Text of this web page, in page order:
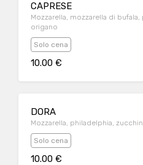
CAPRESE
Mozzarella, mozzarella di
origano
Solo cena
10.00 €
DORA
Mozzarella, philadelphia,
Solo cena
10.00 €